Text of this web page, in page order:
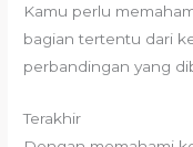
Kamu perlu
bagian tertentu dari
perbandingan yang
Terakhir